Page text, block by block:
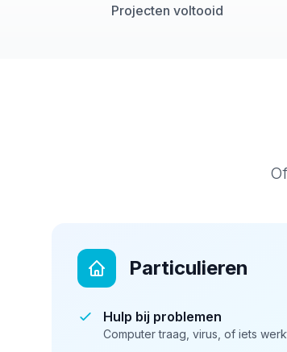
Projecten voltooid
Particulieren
Hulp bij problemen
Computer traag, virus, of iets